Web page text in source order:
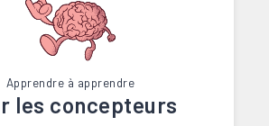
Apprendre à apprendre
les concepteurs